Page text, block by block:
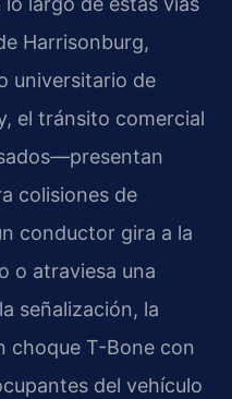
Harrisonburg,
universitario de
el tránsito comercial
colisiones de
conductor gira a la
o atraviesa una
señalización, la
choque T-Bone con
del vehículo